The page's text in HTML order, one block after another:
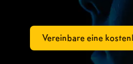
Vereinbare eine